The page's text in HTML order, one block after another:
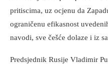
pritiscima, uz ocjenu da
ograničenu efikasnost
navodi, sve češće dolaze i iz
Predsjednik Rusije Vladimir